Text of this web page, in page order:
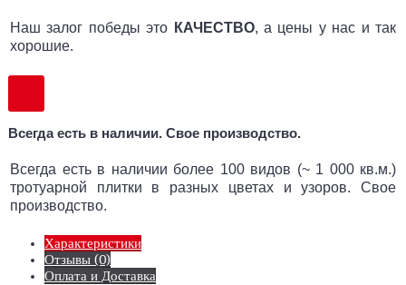
Наш залог победы это КАЧЕСТВО, а цены у нас и так
хорошие.
Всегда есть в наличии. Свое производство.
Всегда есть в наличии более 100 видов (~ 1 000 кв.м.)
тротуарной плитки в разных цветах и узоров. Свое
производство.
Характеристики
Отзывы (0)
Оплата и Доставка